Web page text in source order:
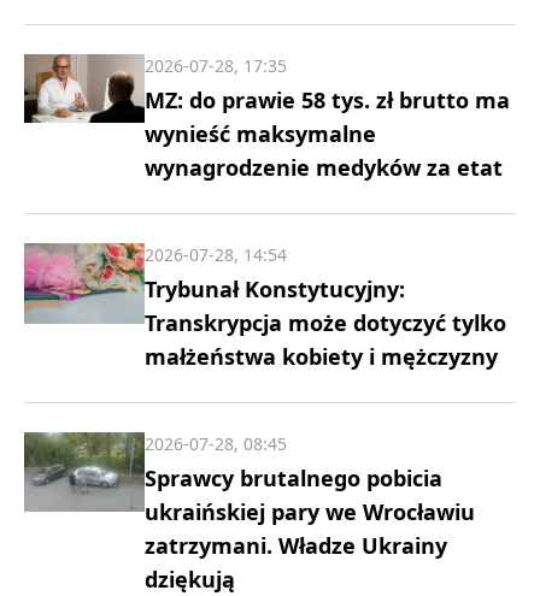
MZ: do prawie 58 tys. zł brutto ma
wynieść maksymalne
wynagrodzenie medyków za etat
2026-07-28, 17:35
Trybunał Konstytucyjny:
Transkrypcja może dotyczyć tylko
małżeństwa kobiety i mężczyzny
2026-07-28, 14:54
Sprawcy brutalnego pobicia
ukraińskiej pary we Wrocławiu
zatrzymani. Władze Ukrainy
dziękują
2026-07-28, 08:45